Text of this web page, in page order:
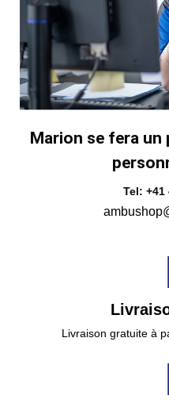
Marion se fera un
Tel: +41
Livraison gratuite à